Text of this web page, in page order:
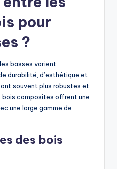
pour
?
basses varient
durabilité, d’esthétique et
souvent plus robustes et
composites offrent une
une large gamme de
des bois